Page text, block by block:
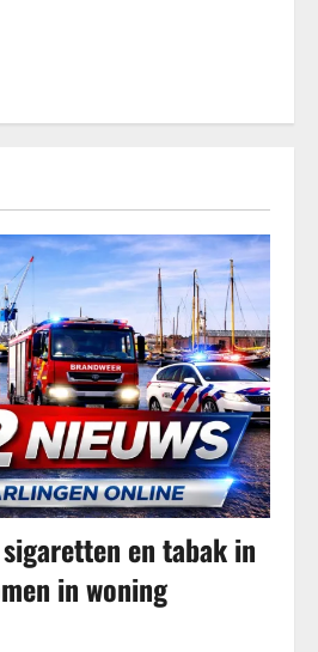
en tabak in
in woning